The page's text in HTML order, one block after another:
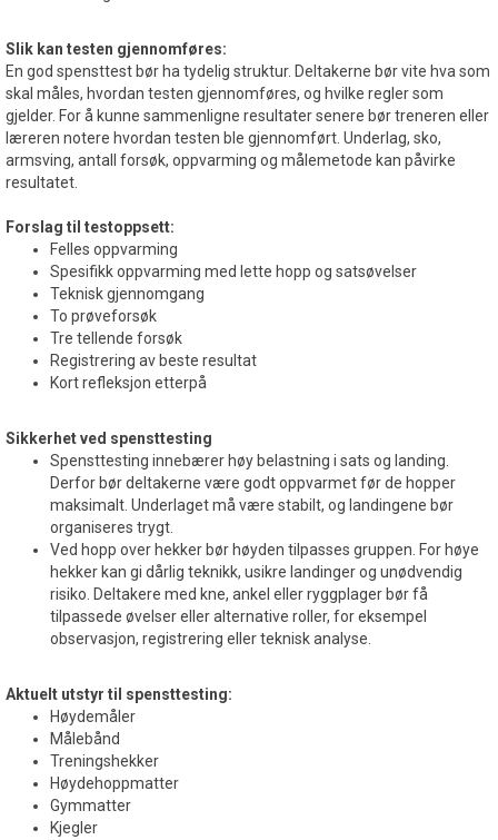
Slik kan testen gjennomføres:
En god spensttest bør ha tydelig struktur. Deltakerne bør vite hva som
skal måles, hvordan testen gjennomføres, og hvilke regler som
gjelder. For å kunne sammenligne resultater senere bør treneren eller
læreren notere hvordan testen ble gjennomført. Underlag, sko,
armsving, antall forsøk, oppvarming og målemetode kan påvirke
resultatet.
Forslag til testoppsett:
Felles oppvarming
Spesifikk oppvarming med lette hopp og satsøvelser
Teknisk gjennomgang
To prøveforsøk
Tre tellende forsøk
Registrering av beste resultat
Kort refleksjon etterpå
Sikkerhet ved spensttesting
Spensttesting innebærer høy belastning i sats og landing.
Derfor bør deltakerne være godt oppvarmet før de hopper
maksimalt. Underlaget må være stabilt, og landingene bør
organiseres trygt.
Ved hopp over hekker bør høyden tilpasses gruppen. For høye
hekker kan gi dårlig teknikk, usikre landinger og unødvendig
risiko. Deltakere med kne, ankel eller ryggplager bør få
tilpassede øvelser eller alternative roller, for eksempel
observasjon, registrering eller teknisk analyse.
Aktuelt utstyr til spensttesting:
Høydemåler
Målebånd
Treningshekker
Høydehoppmatter
Gymmatter
Kjegler